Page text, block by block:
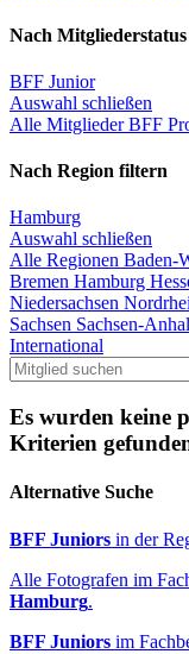
Nach
BFF Junior
Auswahl schließen
Alle MitgliederBFF
Nach Region filtern
Hamburg
Auswahl schließen
Alle Regionen Baden-
Bremen Hamburg
Niedersachsen
Sachsen Sachsen-
International
Es wurden keine
Kriterien
Alternative Suche
BFF Juniors in der
Alle Fotografen im
Hamburg.
BFF Juniors im